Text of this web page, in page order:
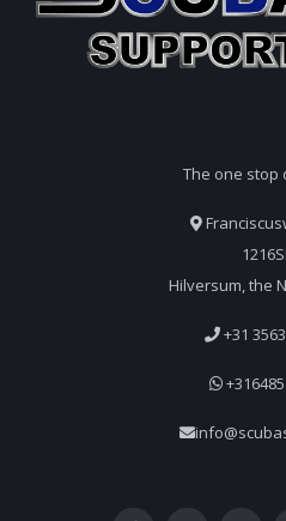
The one stop
Hilversum, the
+31